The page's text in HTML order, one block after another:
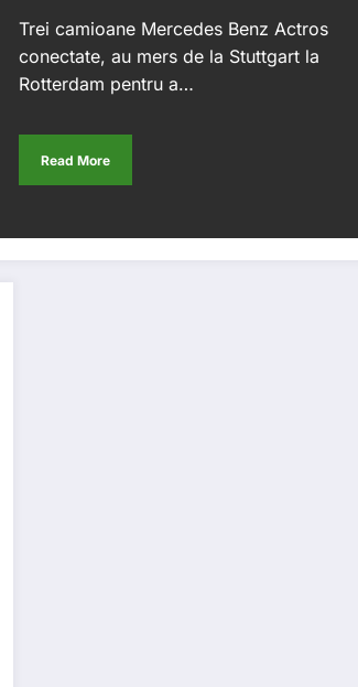
Trei camioane Mercedes Benz Actros
conectate, au mers de la Stuttgart la
Rotterdam pentru a…
Read More